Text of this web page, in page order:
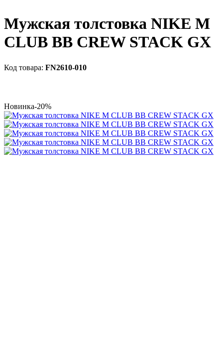
Мужская толстовка NIKE M
CLUB BB CREW STACK GX
FN2610-010
Новинка-20%